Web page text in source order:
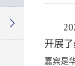
开展了
嘉宾是